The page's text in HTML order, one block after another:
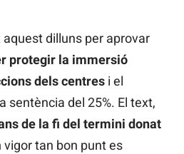
aquest dilluns per aprovar
protegir la immersió
dels centres i el
sentència del 25%. El text,
de la fi del termini donat
vigor tan bon punt es